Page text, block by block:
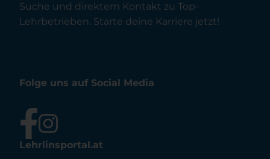
Suche und direktem Kontakt zu Top-
Lehrbetrieben. Starte deine Karriere jetzt!
Folge uns auf Social Media
Lehrlinsportal.at